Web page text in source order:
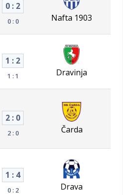
0 : 2
0 : 0 Nafta 1903
1 : 2
1 : 1 Dravinja
2 : 0
2 : 0 Čarda
1 : 4
0 : 2 Drava